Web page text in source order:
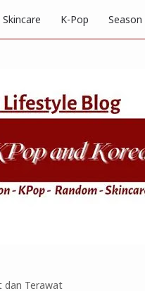
Skincare K-Pop Season
dan Terawat